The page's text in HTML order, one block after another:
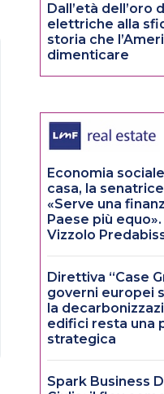
Dall’età dell’oro
elettriche alla
storia che
dimenticare
Economia
casa, la
«Serve una
Paese più
Vizzolo
Direttiva “Case
governi europei
la
edifici resta una
strategica
Spark Business